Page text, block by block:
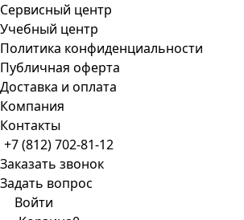
Сервисный центр
Учебный центр
Политика конфиденциальности
Публичная оферта
Доставка и оплата
Компания
Контакты
+7 (812) 702-81-12
Заказать звонок
Задать вопрос
Войти